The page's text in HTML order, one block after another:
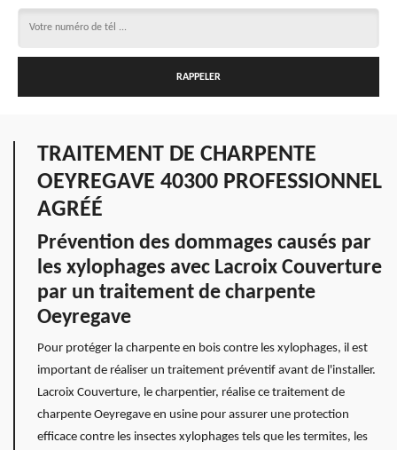
TRAITEMENT DE CHARPENTE
OEYREGAVE 40300 PROFESSIONNEL
AGRÉÉ
Prévention des dommages causés par
les xylophages avec Lacroix Couverture
par un traitement de charpente
Oeyregave
Pour protéger la charpente en bois contre les xylophages, il est
important de réaliser un traitement préventif avant de l'installer.
Lacroix Couverture, le charpentier, réalise ce traitement de
charpente Oeyregave en usine pour assurer une protection
efficace contre les insectes xylophages tels que les termites, les